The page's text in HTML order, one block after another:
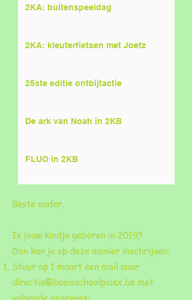
2KA: buitenspeeldag
2KA: kleuterfietsen met Joetz
25ste editie ontbijtactie
De ark van Noah in 2KB
FLUO in 2KB
Beste ouder,
Is jouw kindje geboren in 2019?
Dan kan je op deze manier inschrijven:
Stuur op 1 maart een mail naar
directie@basisschoolpiusx.be met